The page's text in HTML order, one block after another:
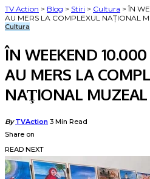
TV Action > Blog > Stiri > Cultura >ÎN
AU MERS LA COMPLEXUL NAŢIONAL
Cultura
ÎN WEEKEND
AU MERS LA
NAŢIONAL
Posted
ByTVAction 3 Min Read
Share on
READ NEXT